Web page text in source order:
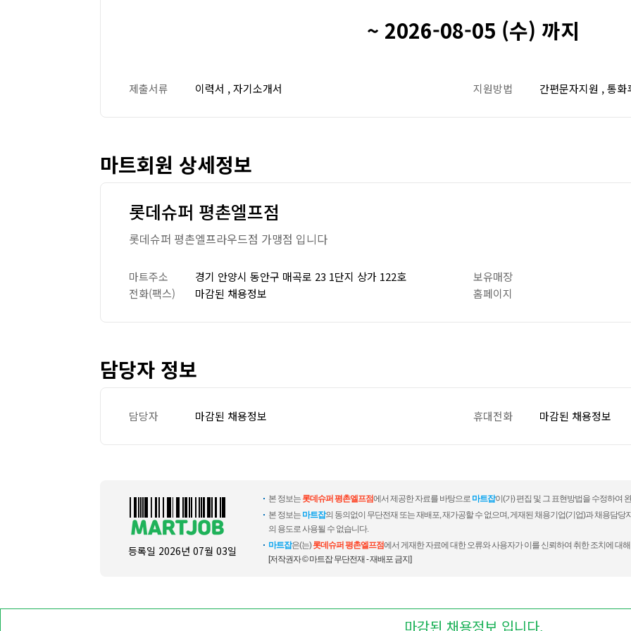
~ 2026-08-05 (수) 까지
제출서류 이력서 , 자기소개서 지원방법 간편문자지원 , 통화
마트회원 상세정보
롯데슈퍼 평촌엘프점
롯데슈퍼 평촌엘프라우드점 가맹점 입니다
마트주소 경기 안양시 동안구 매곡로 23 1단지 상가 122호
보유매장
전화(팩스)
마감된 채용정보 홈페이지
담당자 정보
담당자 마감된 채용정보 휴대전화 마감된 채용정보
등록일 2026년 07월 03일
본 정보는롯데슈퍼 평촌엘프점에서 제공한 자료를 바탕으로 마트잡이(가) 편집 및 그 표현방법을 수정하여
본 정보는 마트잡의 동의없이 무단전재 또는 재배포, 재가공할 수 없으며, 게재된 채용기업(기업)과 채용담당
의 용도로 사용될 수 없습니다.
마트잡은(는)롯데슈퍼 평촌엘프점에서 게재한 자료에 대한 오류와 사용자가 이를 신뢰하여 취한 조치에 대
[저작권자 © 마트잡 무단전재 - 재배포 금지]
마감된 채용정보 입니다.